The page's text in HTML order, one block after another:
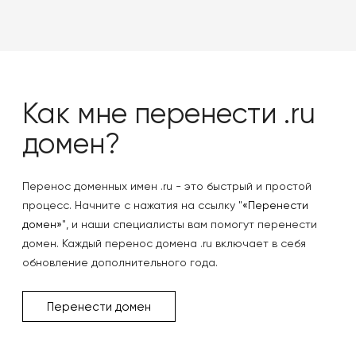
Как мне перенести .ru
домен?
Перенос доменных имен .ru - это быстрый и простой
процесс. Начните с нажатия на ссылку "«Перенести
домен»", и наши специалисты вам помогут перенести
домен. Каждый перенос домена .ru включает в себя
обновление дополнительного года.
Перенести домен